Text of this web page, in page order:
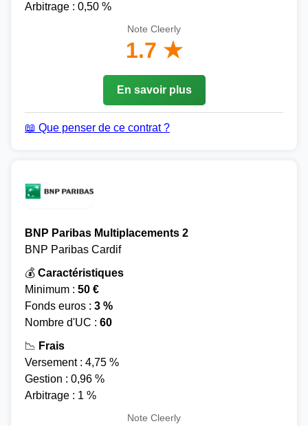
Arbitrage : 0,50 %
Note Cleerly
1.7 ★
En savoir plus
📖 Que penser de ce contrat ?
BNP Paribas Multiplacements 2
BNP Paribas Cardif
💰 Caractéristiques
Minimum : 50 €
Fonds euros : 3 %
Nombre d'UC : 60
📉 Frais
Versement : 4,75 %
Gestion : 0,96 %
Arbitrage : 1 %
Note Cleerly